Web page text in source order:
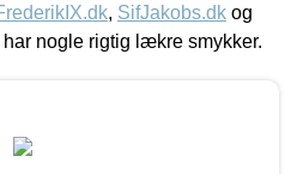
, SifJakobs.dk og
har nogle rigtig lækre smykker.